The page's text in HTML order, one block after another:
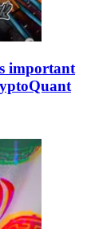
important